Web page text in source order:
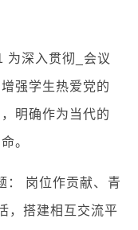
为深入贯彻_会议
强学生热爱党的
明确作为当代的
。
： 岗位作贡献、青
，搭建相互交流平